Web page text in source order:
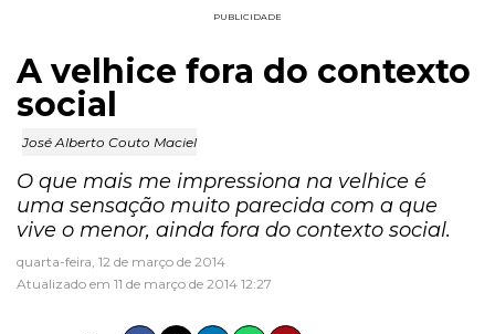
PUBLICIDADE
A velhice fora do contexto
social
José Alberto Couto Maciel
O que mais me impressiona na velhice é
uma sensação muito parecida com a que
vive o menor, ainda fora do contexto social.
quarta-feira, 12 de março de 2014
Atualizado em 11 de março de 2014 12:27